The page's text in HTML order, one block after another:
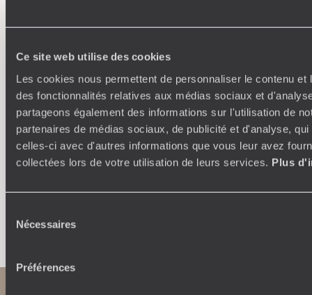
Ce site web utilise des cookies
Les cookies nous permettent de personnaliser le contenu et
des fonctionnalités relatives aux médias sociaux et
partageons également des informations sur l'utilisation de
partenaires de médias sociaux, de publicité et d'analyse,
celles-ci avec d'autres informations que vous leur avez
collectées lors de votre utilisation de leurs services. Plus
Nécessaires
Préférences
Où je veux
250 conseillers spécialisés par pays et par régions :
Amoureux du beau jamais à court d’idées, ils vous
inspirent et créent un voyage ultra-personnalisé :
étapes, hébergements, ateliers, rencontres…
À